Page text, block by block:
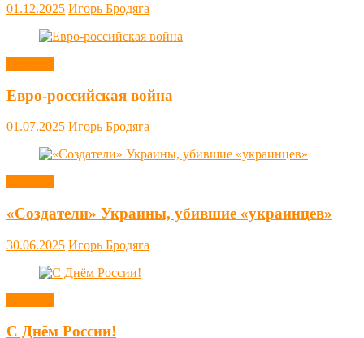
01.12.2025 Игорь Бродяга
Евро-российская война
01.07.2025 Игорь Бродяга
«Создатели» Украины, убившие «украинцев»
30.06.2025 Игорь Бродяга
С Днём России!